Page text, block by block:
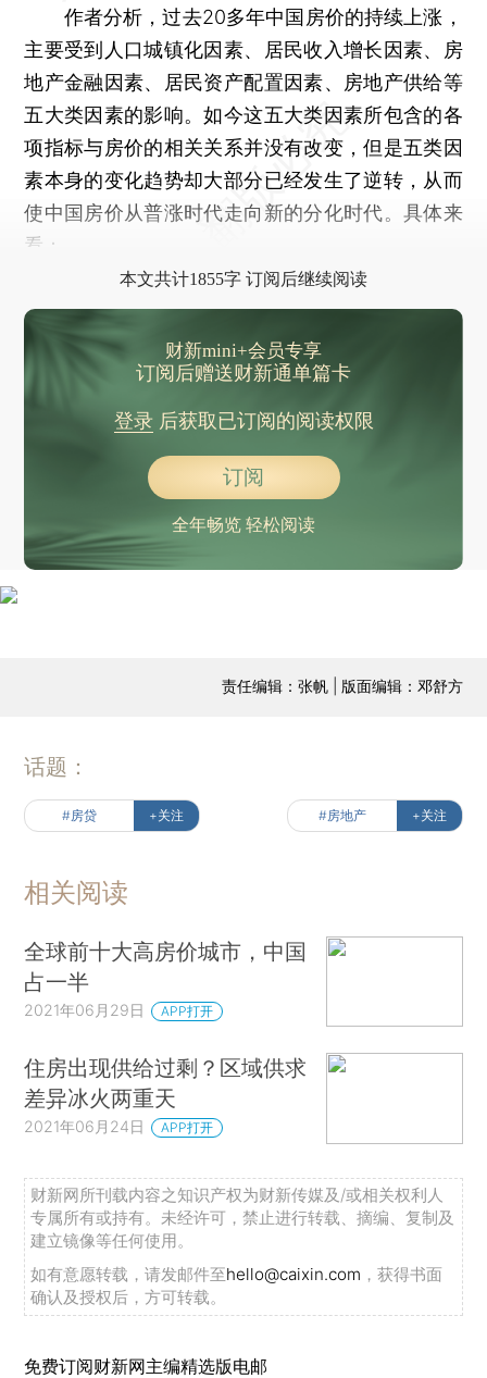
作者分析，过去20多年中国房价的持续上涨，
主要受到人口城镇化因素、居民收入增长因素、房
地产金融因素、居民资产配置因素、房地产供给等
五大类因素的影响。如今这五大类因素所包含的各
项指标与房价的相关关系并没有改变，但是五类因
素本身的变化趋势却大部分已经发生了逆转，从而
使中国房价从普涨时代走向新的分化时代。具体来
看：
本文共计1855字 订阅后继续阅读
财新mini+会员专享
订阅后赠送财新通单篇卡
登录后获取已订阅的阅读权限
订阅
全年畅览 轻松阅读
责任编辑：张帆 | 版面编辑：邓舒方
话题：
#房贷 +关注 #房地产 +关注
相关阅读
全球前十大高房价城市，中国
占一半
2021年06月29日 APP打开
住房出现供给过剩？区域供求
差异冰火两重天
2021年06月24日 APP打开
财新网所刊载内容之知识产权为财新传媒及/或相关权利人
专属所有或持有。未经许可，禁止进行转载、摘编、复制及
建立镜像等任何使用。
如有意愿转载，请发邮件至hello@caixin.com ，获得书面
确认及授权后，方可转载。
免费订阅财新网主编精选版电邮